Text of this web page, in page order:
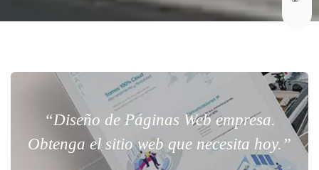
“Diseño de Páginas Web empresa.
Obtenga el sitio web que necesita hoy.”